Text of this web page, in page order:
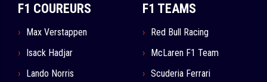
F1 COUREURS
Max Verstappen
Isack Hadjar
Lando Norris
F1 TEAMS
Red Bull Racing
McLaren F1 Team
Scuderia Ferrari